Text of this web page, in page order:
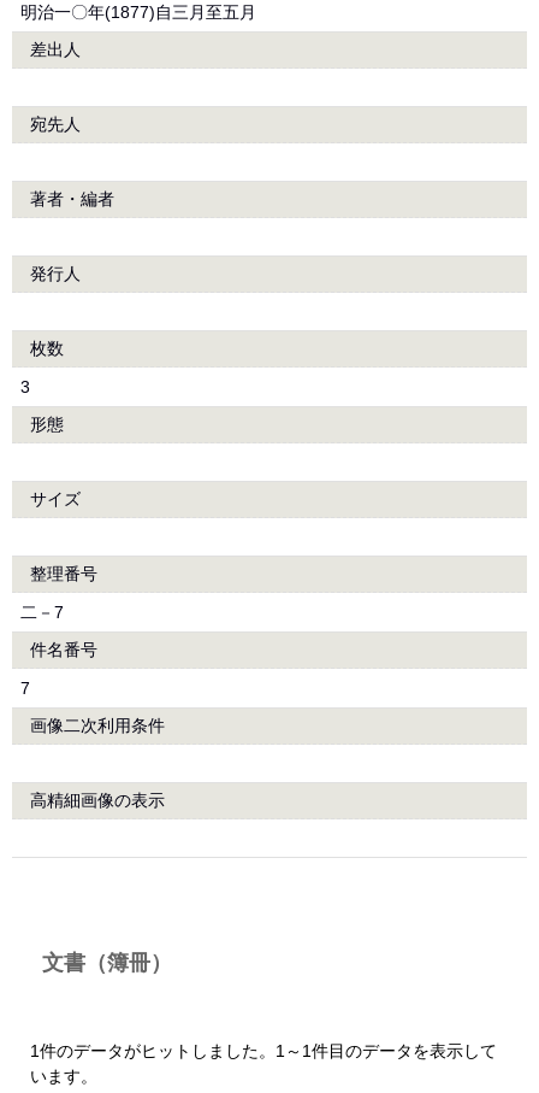
明治一〇年(1877)自三月至五月
差出人
宛先人
著者・編者
発行人
枚数
3
形態
サイズ
整理番号
二－7
件名番号
7
画像二次利用条件
高精細画像の表示
文書（簿冊）
1件のデータがヒットしました。1～1件目のデータを表示して
います。